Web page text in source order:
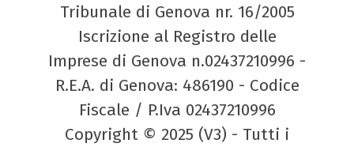
Tribunale di Genova nr. 16/2005
Iscrizione al Registro delle
Imprese di Genova n.02437210996 -
R.E.A. di Genova: 486190 - Codice
Fiscale / P.Iva 02437210996
Copyright © 2025 (V3) - Tutti i